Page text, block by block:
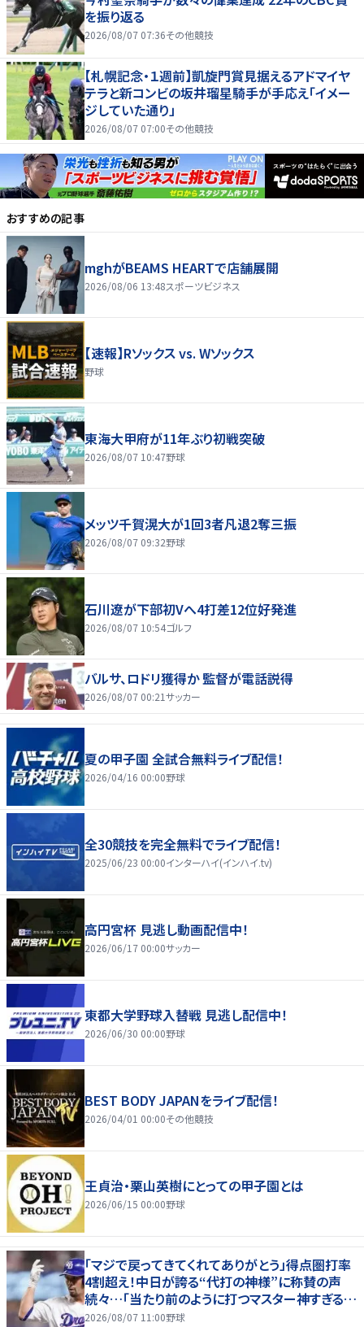
を振り返る
2026/08/07 07:36その他競技
【札幌記念・１週前】凱旋門賞見据えるアドマイヤ
テラと新コンビの坂井瑠星騎手が手応え「イメー
ジしていた通り」
2026/08/07 07:00その他競技
おすすめの記事
mghがBEAMS HEARTで店舗展開
2026/08/06 13:48スポーツビジネス
【速報】Rソックス vs. Wソックス
野球
東海大甲府が11年ぶり初戦突破
2026/08/07 10:47野球
メッツ千賀滉大が1回3者凡退2奪三振
2026/08/07 09:32野球
石川遼が下部初Vへ4打差12位好発進
2026/08/07 10:54ゴルフ
バルサ、ロドリ獲得か 監督が電話説得
2026/08/07 00:21サッカー
夏の甲子園 全試合無料ライブ配信！
2026/04/16 00:00野球
全30競技を完全無料でライブ配信！
2025/06/23 00:00インターハイ(インハイ.tv)
高円宮杯 見逃し動画配信中！
2026/06/17 00:00サッカー
東都大学野球入替戦 見逃し配信中！
2026/06/30 00:00野球
BEST BODY JAPANをライブ配信！
2026/04/01 00:00その他競技
王貞治・栗山英樹にとっての甲子園とは
2026/06/15 00:00野球
「マジで戻ってきてくれてありがとう」得点圏打率
4割超え！中日が誇る“代打の神様”に称賛の声
続々…「当たり前のように打つマスター神すぎる」
「また初球で決めたな」
2026/08/07 11:00野球